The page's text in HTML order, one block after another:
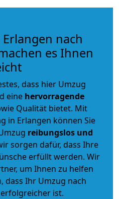
nach
es Ihnen
dass hier Umzug
eine hervorragende
Qualität bietet. Mit
in Erlangen können Sie
reibungslos und
sorgen dafür, dass Ihre
erfüllt werden. Wir
um Ihnen zu helfen
dass Ihr Umzug nach
ist.